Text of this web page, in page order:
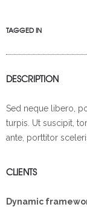
TAGGED IN
DESCRIPTION
Sed neque libero,
turpis. Ut suscipit,
ante, porttitor
CLIENTS
Dynamic